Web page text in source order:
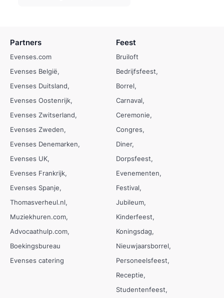
Partners
Evenses.com
Evenses België
Evenses Duitsland
Evenses Oostenrijk
Evenses Zwitserland
Evenses Zweden
Evenses Denemarken
Evenses UK
Evenses Frankrijk
Evenses Spanje
Thomasverheul.nl
Muziekhuren.com
Advocaathulp.com
Boekingsbureau
Evenses catering
Feest
Bruiloft
Bedrijfsfeest
Borrel
Carnaval
Ceremonie
Congres
Diner
Dorpsfeest
Evenementen
Festival
Jubileum
Kinderfeest
Koningsdag
Nieuwjaarsborrel
Personeelsfeest
Receptie
Studentenfeest